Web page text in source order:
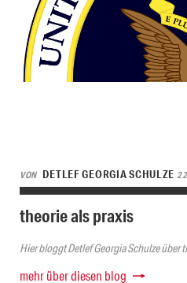
VON DETLEF GEORGIA SCHULZE
theorie als praxis
Hier bloggt Detlef Georgia Schulze über
mehr über diesen blog